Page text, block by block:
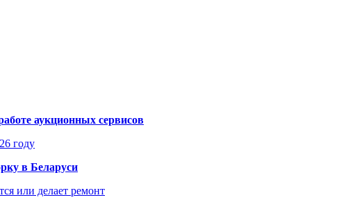
аукционных сервисов
году
в Беларуси
или делает ремонт